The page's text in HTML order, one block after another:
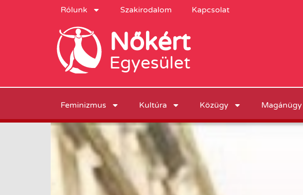
Rólunk Szakirodalom Kapcsolat
Nőkért
Egyesület
Feminizmus Kultúra Közügy Magánügy